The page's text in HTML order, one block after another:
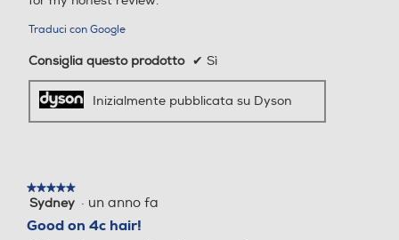
Traduci con Google
Consiglia questo prodotto ✔ Sì
Inizialmente pubblicata su Dyson
★★★★★
★★★★★
5
5
Sydney · un anno fa
Good on 4c hair!